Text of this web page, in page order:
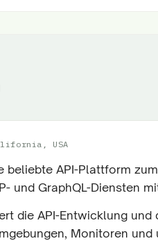
USA
beliebte API-Plattform
und GraphQL-Diensten
die API-Entwicklung
Monitoren